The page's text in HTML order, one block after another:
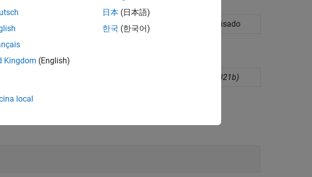
regresión para predecir datos usando machine learning supervisado
(Desde R2021b)
Kingdom (English)
日本 (日本語)
한국 (한국어)
local